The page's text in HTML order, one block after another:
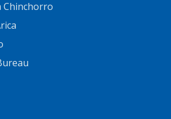
Chinchorro